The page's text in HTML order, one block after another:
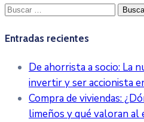
Buscar:
Entradas recientes
De ahorrista a socio: La
invertir y ser accionista
Compra de viviendas:
limeños y qué valoran al